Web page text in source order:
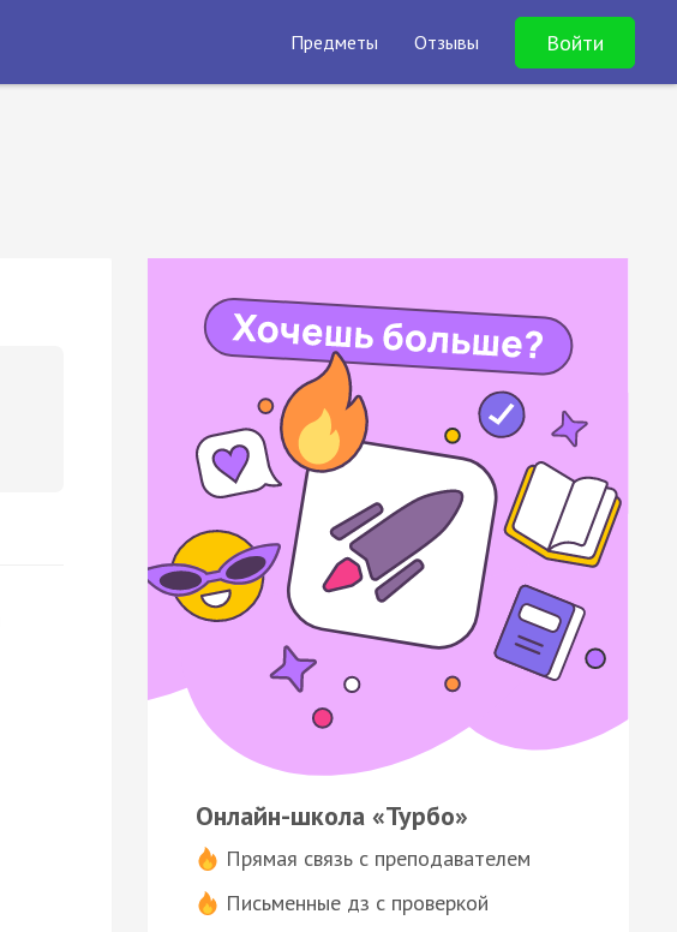
Предметы Отзывы Войти
Онлайн-школа «Турбо»
Прямая связь с преподавателем
Письменные дз с проверкой